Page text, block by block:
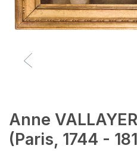
Anne
(Paris, 1744 -